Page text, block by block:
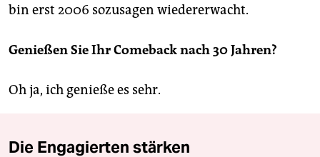
bin erst 2006 sozusagen wiedererwacht.
Genießen Sie Ihr Comeback nach 30 Jahren?
Oh ja, ich genieße es sehr.
Die Engagierten stärken